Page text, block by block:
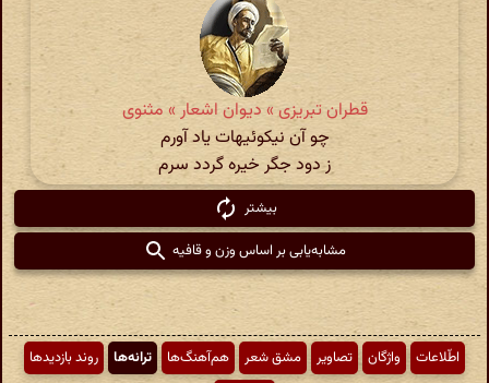
قطران تبریزی » دیوان اشعار » مثنوی
چو آن نیکوئیهات یاد آورم
ز دود جگر خیره گردد سرم
بیشتر
مشابه‌یابی بر اساس وزن و قافیه
اطّلاعات واژگان تصاویر مشق شعر هم‌آهنگ‌ها ترانه‌ها
روند بازدیدها